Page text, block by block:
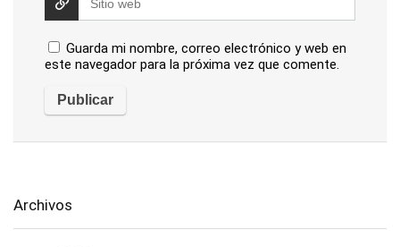
Guarda mi nombre, correo electrónico y web en
este navegador para la próxima vez que comente.
Archivos